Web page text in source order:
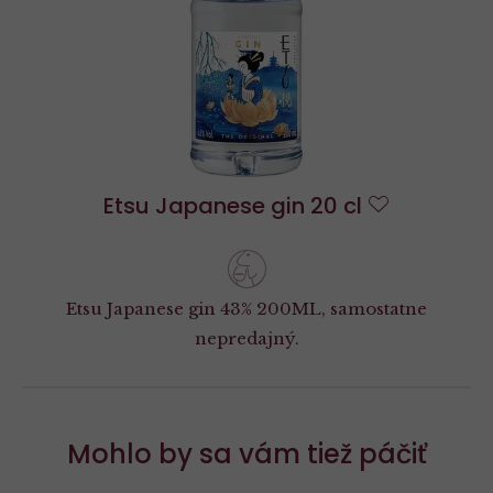
Etsu Japanese gin 20 cl
Etsu Japanese gin 43% 200ML, samostatne
nepredajný.
Mohlo by sa vám tiež páčiť